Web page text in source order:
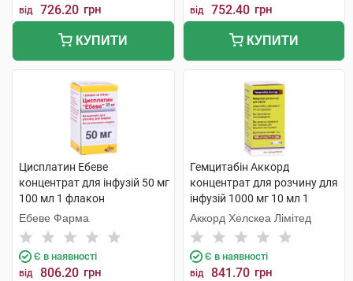
від 726.20 грн
КУПИТИ
від 752.40 грн
КУПИТИ
Цисплатин Ебеве
концентрат для інфузій 50 мг
100 мл 1 флакон
Ебеве Фарма
Є в наявності
від 806.20 грн
Гемцитабін Аккорд
концентрат для розчину для
інфузій 1000 мг 10 мл 1
флакон
Аккорд Хелскеа Лімітед
Є в наявності
від 841.70 грн